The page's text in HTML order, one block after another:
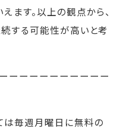
ます。以上の観点から、
する可能性が高いと考
ーーーーーーーーーー
は毎週月曜日に無料の